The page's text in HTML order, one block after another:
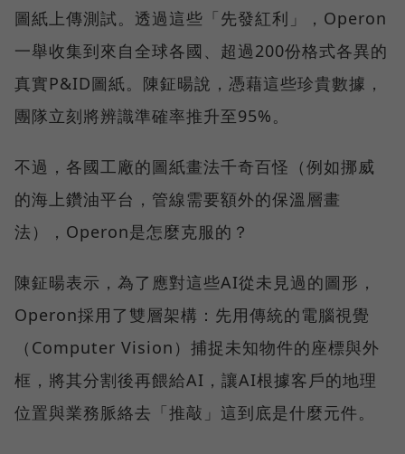
圖紙上傳測試。透過這些「先發紅利」，Operon
一舉收集到來自全球各國、超過200份格式各異的
真實P&ID圖紙。陳鉦暘說，憑藉這些珍貴數據，
團隊立刻將辨識準確率推升至95%。
不過，各國工廠的圖紙畫法千奇百怪（例如挪威
的海上鑽油平台，管線需要額外的保溫層畫
法），Operon是怎麼克服的？
陳鉦暘表示，為了應對這些AI從未見過的圖形，
Operon採用了雙層架構：先用傳統的電腦視覺
（Computer Vision）捕捉未知物件的座標與外
框，將其分割後再餵給AI，讓AI根據客戶的地理
位置與業務脈絡去「推敲」這到底是什麼元件。